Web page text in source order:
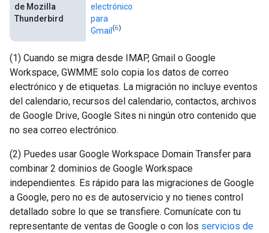
de Mozilla
Thunderbird
electrónico
para
Gmail (6)
(1) Cuando se migra desde IMAP, Gmail o Google
Workspace, GWMME solo copia los datos de correo
electrónico y de etiquetas. La migración no incluye eventos
del calendario, recursos del calendario, contactos, archivos
de Google Drive, Google Sites ni ningún otro contenido que
no sea correo electrónico.
(2) Puedes usar Google Workspace Domain Transfer para
combinar 2 dominios de Google Workspace
independientes. Es rápido para las migraciones de Google
a Google, pero no es de autoservicio y no tienes control
detallado sobre lo que se transfiere. Comunícate con tu
representante de ventas de Google o con los servicios de